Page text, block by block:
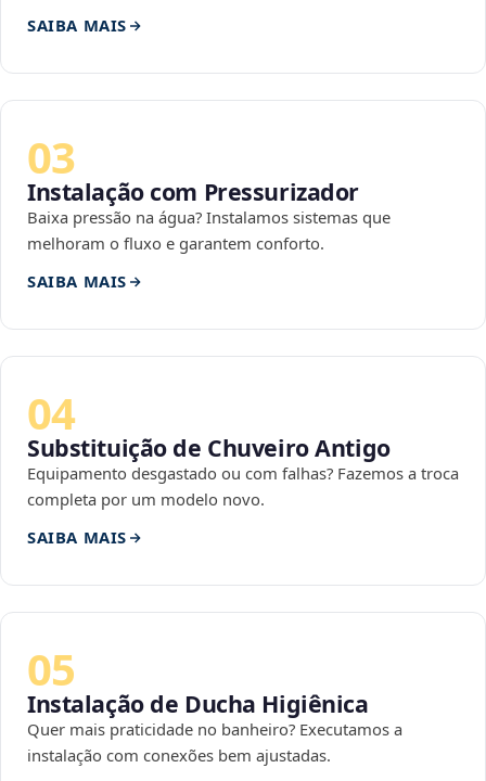
SAIBA MAIS
03
Instalação com Pressurizador
Baixa pressão na água? Instalamos sistemas que
melhoram o fluxo e garantem conforto.
SAIBA MAIS
04
Substituição de Chuveiro Antigo
Equipamento desgastado ou com falhas? Fazemos a troca
completa por um modelo novo.
SAIBA MAIS
05
Instalação de Ducha Higiênica
Quer mais praticidade no banheiro? Executamos a
instalação com conexões bem ajustadas.